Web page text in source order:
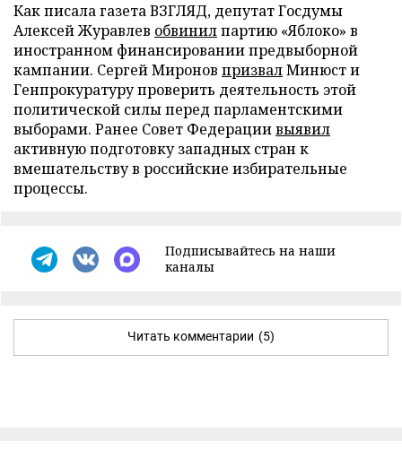
Как писала газета ВЗГЛЯД, депутат Госдумы
Алексей Журавлев обвинилпартию «Яблоко» в
иностранном финансировании предвыборной
кампании. Сергей Миронов призвалМинюст и
Генпрокуратуру проверить деятельность этой
политической силы перед парламентскими
выборами. Ранее Совет Федерациивыявил
активную подготовку западных стран к
вмешательству в российские избирательные
процессы.
Подписывайтесь на наши
каналы
Читать комментарии (5)